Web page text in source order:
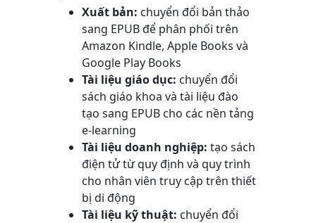
Xuất bản: chuyển đổi bản thảo
sang EPUB để phân phối trên
Amazon Kindle, Apple Books và
Google Play Books
Tài liệu giáo dục: chuyển đổi
sách giáo khoa và tài liệu đào
tạo sang EPUB cho các nền tảng
e-learning
Tài liệu doanh nghiệp: tạo sách
điện tử từ quy định và quy trình
cho nhân viên truy cập trên thiết
bị di động
Tài liệu kỹ thuật: chuyển đổi